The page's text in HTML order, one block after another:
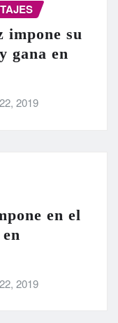
impone su
gana en
2019
en el
2019